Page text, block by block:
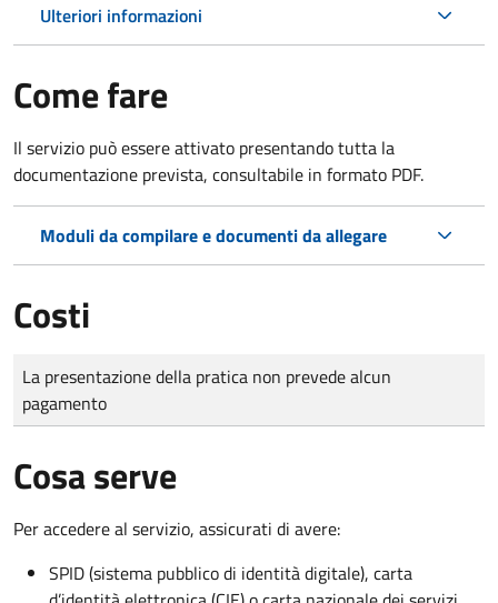
Ulteriori informazioni
Come fare
Il servizio può essere attivato presentando tutta la
documentazione prevista, consultabile in formato PDF.
Moduli da compilare e documenti da allegare
Costi
Tipo di pagamento
Importo
La presentazione della pratica non prevede alcun
pagamento
Cosa serve
Per accedere al servizio, assicurati di avere:
SPID (sistema pubblico di identità digitale), carta